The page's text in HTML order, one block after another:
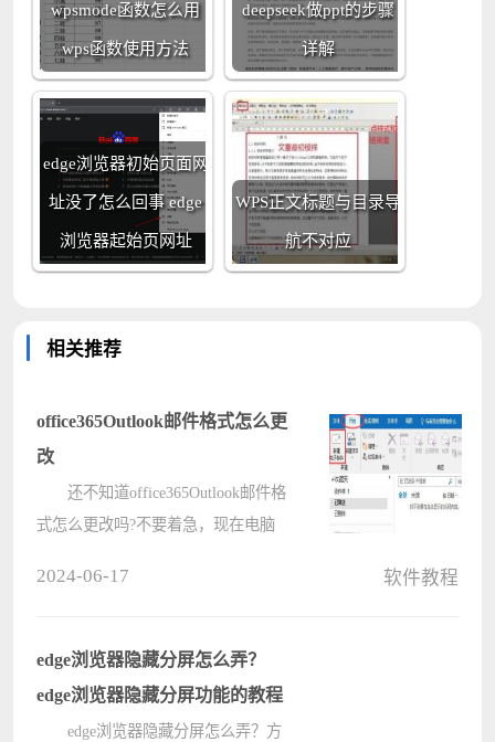
wpsmode函数怎么用
wps函数使用方法
deepseek做ppt的步骤
详解
edge浏览器初始页面网
址没了怎么回事 edge
浏览器起始页网址
WPS正文标题与目录导
航不对应
相关推荐
office365Outlook邮件格式怎么更
改
还不知道office365Outlook邮件格
式怎么更改吗?不要着急，现在电脑
吧。 1、首先，打开outlook，然
后依次????
2024-06-17 软件教程
edge浏览器隐藏分屏怎么弄？
edge浏览器隐藏分屏功能的教程
edge浏览器隐藏分屏怎么弄？方